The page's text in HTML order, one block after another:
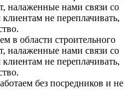
в области строительного
налаженные нами связи со
не переплачивать,